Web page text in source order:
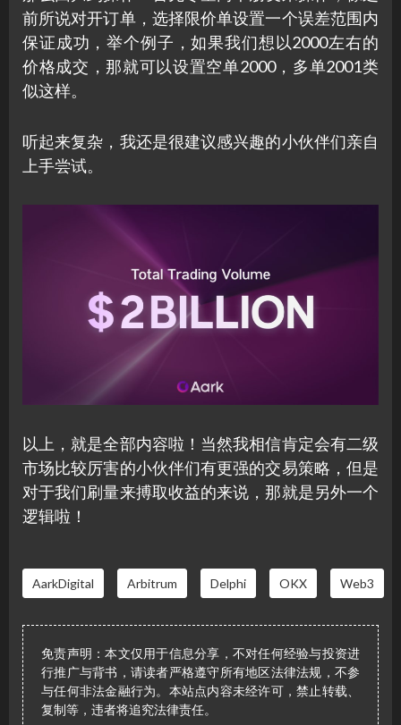
前所说对开订单，选择限价单设置一个误差范围内
保证成功，举个例子，如果我们想以2000左右的
价格成交，那就可以设置空单2000，多单2001类
似这样。
听起来复杂，我还是很建议感兴趣的小伙伴们亲自
上手尝试。
以上，就是全部内容啦！当然我相信肯定会有二级
市场比较厉害的小伙伴们有更强的交易策略，但是
对于我们刷量来搏取收益的来说，那就是另外一个
逻辑啦！
AarkDigital Arbitrum Delphi OKX Web3
免责声明：本文仅用于信息分享，不对任何经验与投资进
行推广与背书，请读者严格遵守所有地区法律法规，不参
与任何非法金融行为。本站点内容未经许可，禁止转载、
复制等，违者将追究法律责任。